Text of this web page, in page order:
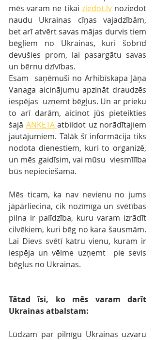
mēs varam ne tikai ziedot.lv noziedot
naudu Ukrainas cīņas vajadzībām,
bet arī atvērt savas mājas durvis tiem
bēgļiem no Ukrainas, kuri šobrīd
devušies prom, lai pasargātu savas
un bērnu dzīvības.
Esam  saņēmuši no Arhibīskapa Jāņa
Vanaga aicinājumu apzināt draudzēs
iespējas  uzņemt bēgļus. Un ar prieku
to arī darām, aicinot jūs pieteikties
šajā ANKETĀ atbildot uz norādītajiem
jautājumiem. Tālāk šī informācija tiks
nodota dienestiem, kuri to organizē,
un mēs gaidīsim, vai mūsu  viesmīlība
būs nepieciešama.
Mēs ticam, ka nav nevienu no jums
jāpārliecina, cik nozīmīga un svētības
pilna ir palīdzība, kuru varam izrādīt
cilvēkiem, kuri bēg no kara šausmām.
Lai Dievs svētī katru vienu, kuram ir
iespēja un vēlme uzņemt  pie sevis
bēgļus no Ukrainas.
Tātad īsi, ko mēs varam darīt
Ukrainas atbalstam:
Lūdzam par pilnīgu Ukrainas uzvaru